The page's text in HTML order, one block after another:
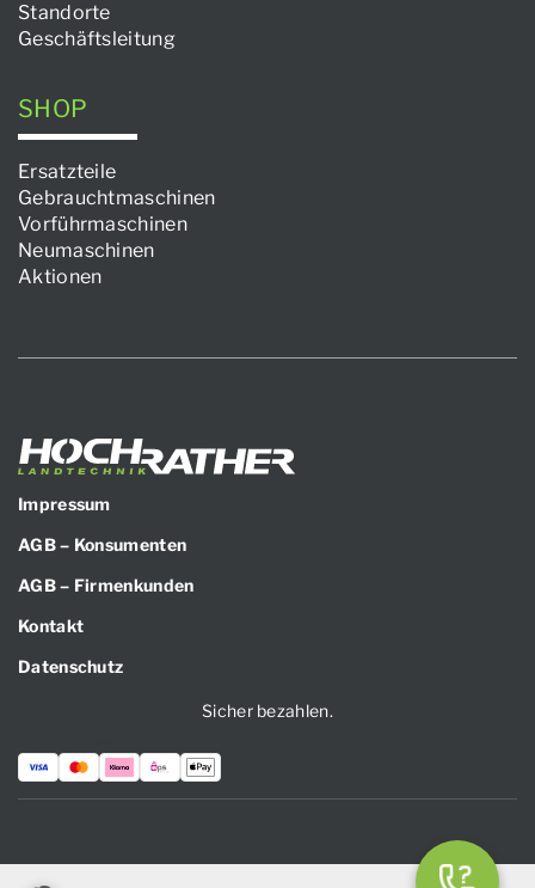
Standorte
Geschäftsleitung
SHOP
Ersatzteile
Gebrauchtmaschinen
Vorführmaschinen
Neumaschinen
Aktionen
Impressum
AGB – Konsumenten
AGB – Firmenkunden
Kontakt
Datenschutz
Sicher bezahlen.